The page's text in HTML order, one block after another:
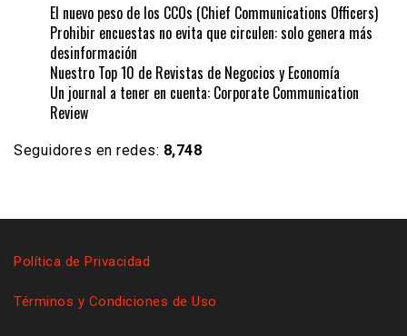
El nuevo peso de los CCOs (Chief Communications Officers)
Prohibir encuestas no evita que circulen: solo genera más
desinformación
Nuestro Top 10 de Revistas de Negocios y Economía
Un journal a tener en cuenta: Corporate Communication
Review
Seguidores en redes: 8,748
Política de Privacidad
Términos y Condiciones de Uso